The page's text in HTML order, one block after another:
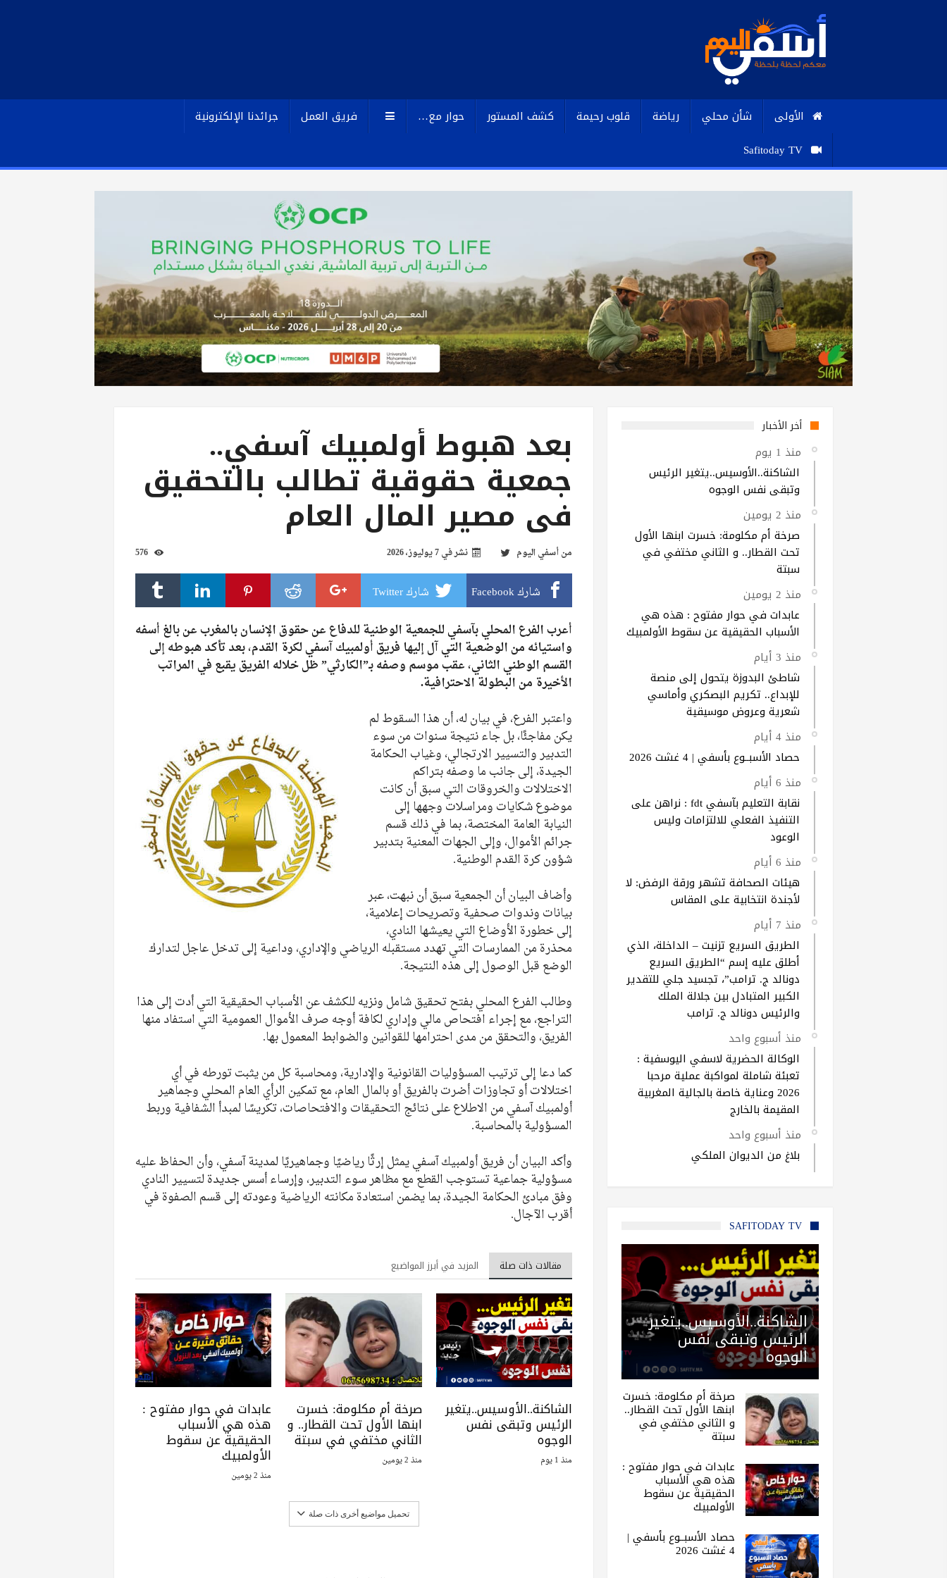
الأولى شأن محلي رياضة قلوب رحيمة كشف المستور حوار مع… فريق العمل
جرائدنا الإلكترونية
Safitoday TV
بعد هبوط أولمبيك آسفي..
جمعية حقوقية تطالب بالتحقيق
في مصير المال العام
منأسفي اليوم نشر في7 يوليوز، 2026
شارك Facebook شارك Twitter
أعرب الفرع المحلي بآسفي للجمعية الوطنية للدفاع عن حقوق الإنسان بالمغرب عن بالغ أسفه
واستيائه من الوضعية التي آل إليها فريق أولمبيك آسفي لكرة القدم، بعد تأكد هبوطه إلى
القسم الوطني الثاني، عقب موسم وصفه بـ”الكارثي” ظل خلاله الفريق يقبع في المراتب
الأخيرة من البطولة الاحترافية.
واعتبر الفرع، في بيان له، أن هذا السقوط لم
يكن مفاجئًا، بل جاء نتيجة سنوات من سوء
التدبير والتسيير الارتجالي، وغياب الحكامة
الجيدة، إلى جانب ما وصفه بتراكم
الاختلالات والخروقات التي سبق أن كانت
موضوع شكايات ومراسلات وجهها إلى
النيابة العامة المختصة، بما في ذلك قسم
جرائم الأموال، وإلى الجهات المعنية بتدبير
شؤون كرة القدم الوطنية.
وأضاف البيان أن الجمعية سبق أن نبهت، عبر
بيانات وندوات صحفية وتصريحات إعلامية،
إلى خطورة الأوضاع التي يعيشها النادي،
محذرة من الممارسات التي تهدد مستقبله الرياضي والإداري، وداعية إلى تدخل عاجل لتدارك
الوضع قبل الوصول إلى هذه النتيجة.
وطالب الفرع المحلي بفتح تحقيق شامل ونزيه للكشف عن الأسباب الحقيقية التي أدت إلى هذا
التراجع، مع إجراء افتحاص مالي وإداري لكافة أوجه صرف الأموال العمومية التي استفاد منها
الفريق، والتحقق من مدى احترامها للقوانين والضوابط المعمول بها.
كما دعا إلى ترتيب المسؤوليات القانونية والإدارية، ومحاسبة كل من يثبت تورطه في أي
اختلالات أو تجاوزات أضرت بالفريق أو بالمال العام، مع تمكين الرأي العام المحلي وجماهير
أولمبيك آسفي من الاطلاع على نتائج التحقيقات والافتحاصات، تكريسًا لمبدأ الشفافية وربط
المسؤولية بالمحاسبة.
وأكد البيان أن فريق أولمبيك آسفي يمثل إرثًا رياضيًا وجماهيريًا لمدينة آسفي، وأن الحفاظ عليه
مسؤولية جماعية تستوجب القطع مع مظاهر سوء التدبير، وإرساء أسس جديدة لتسيير النادي
وفق مبادئ الحكامة الجيدة، بما يضمن استعادة مكانته الرياضية وعودته إلى قسم الصفوة في
أقرب الآجال.
مقالات ذات صلة المزيد في أبرز المواضيع
الشاكنة..الأوسيس..يتغير
الرئيس وتبقى نفس
الوجوه
منذ 1 يوم
صرخة أم مكلومة: خسرت
ابنها الأول تحت القطار.. و
الثاني مختفي في سبتة
منذ 2 يومين
عابدات في حوار مفتوح :
هذه هي الأسباب
الحقيقية عن سقوط
الأولمبيك
منذ 2 يومين
تحميل مواضيع أخرى ذات صلة
أخر الأخبار
منذ 1 يوم
الشاكنة..الأوسيس..يتغير الرئيس
وتبقى نفس الوجوه
منذ 2 يومين
صرخة أم مكلومة: خسرت ابنها الأول
تحت القطار.. و الثاني مختفي في
سبتة
منذ 2 يومين
عابدات في حوار مفتوح : هذه هي
الأسباب الحقيقية عن سقوط الأولمبيك
منذ 3 أيام
شاطئ البدوزة يتحول إلى منصة
للإبداع.. تكريم البصكري وأماسي
شعرية وعروض موسيقية
منذ 4 أيام
حصاد الأسبــوع بأسفي | 4 غشت 2026
منذ 6 أيام
نقابة التعليم بآسفي fdt : نراهن على
التنفيذ الفعلي للالتزامات وليس
الوعود
منذ 6 أيام
هيئات الصحافة تشهر ورقة الرفض: لا
لأجندة انتخابية على المقاس
منذ 7 أيام
الطريق السريع تزنيت – الداخلة، الذي
أطلق عليه إسم “الطريق السريع
دونالد ج. ترامب”، تجسيد جلي للتقدير
الكبير المتبادل بين جلالة الملك
والرئيس دونالد ج. ترامب
منذ أسبوع واحد
الوكالة الحضرية لاسفي اليوسفية :
تعبئة شاملة لمواكبة عملية مرحبا
2026 وعناية خاصة بالجالية المغربية
المقيمة بالخارج
منذ أسبوع واحد
بلاغ من الديوان الملكي
SAFITODAY TV
الشاكنة..الأوسيس..يتغير
الرئيس وتبقى نفس
الوجوه
صرخة أم مكلومة: خسرت
ابنها الأول تحت القطار..
و الثاني مختفي في
سبتة
عابدات في حوار مفتوح :
هذه هي الأسباب
الحقيقية عن سقوط
الأولمبيك
حصاد الأسبــوع بأسفي |
4 غشت 2026